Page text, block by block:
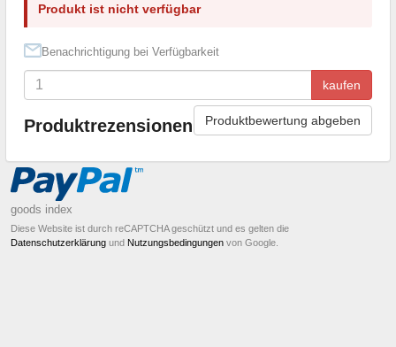
Produkt ist nicht verfügbar
Benachrichtigung bei Verfügbarkeit
kaufen
Produktrezensionen Produktbewertung abgeben
goods index
Diese Website ist durch reCAPTCHA geschützt und es gelten die
Datenschutzerklärung und Nutzungsbedingungen von Google.